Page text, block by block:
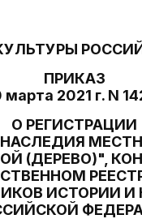
ПРИКАЗ
марта 2021 г. N
О РЕГИСТРАЦИИ
(ДЕРЕВО)",
ИСТОРИИ И